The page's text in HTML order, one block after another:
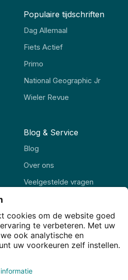
Populaire tijdschriften
Dag Allemaal
Fiets Actief
Primo
National Geographic Jr
Wieler Revue
Blog & Service
Blog
Over ons
Veelgestelde vragen